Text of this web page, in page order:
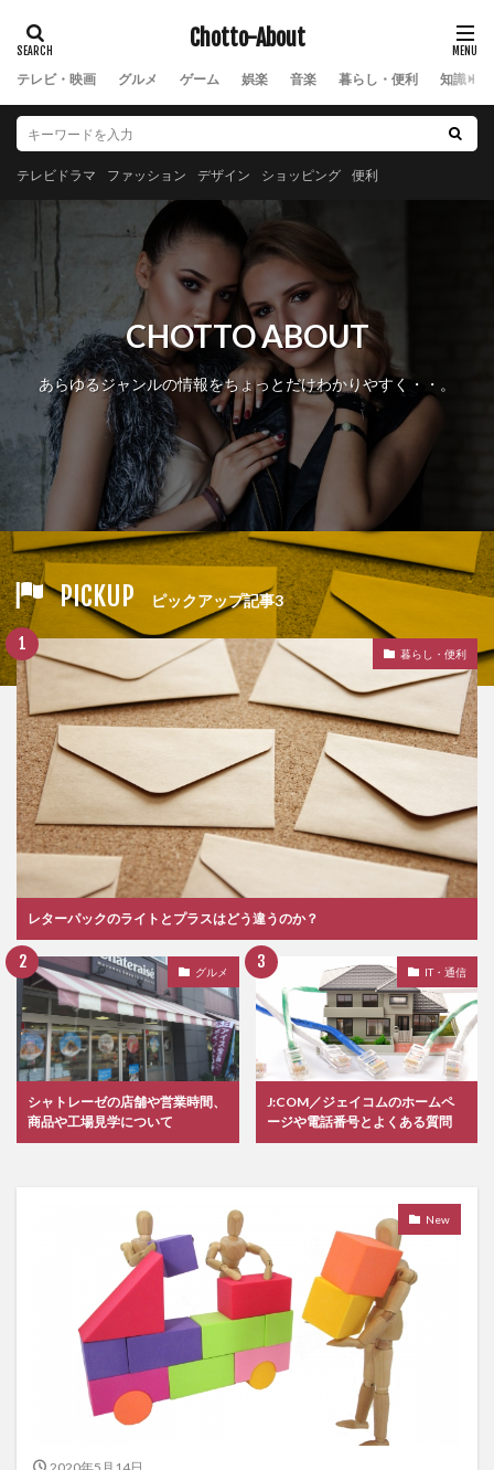
Chotto-About
テレビ・映画 グルメ ゲーム 娯楽 音楽 暮らし・便利 知識・
テレビドラマ ファッション デザイン ショッピング 便利
CHOTTO ABOUT
あらゆるジャンルの情報をちょっとだけわかりやすく・・。
PICKUP ピックアップ記事3
暮らし・便利
レターパックのライトとプラスはどう違うのか？
グルメ
シャトレーゼの店舗や営業時間、
商品や工場見学について
IT・通信
J:COM／ジェイコムのホームペ
ージや電話番号とよくある質問
New
2020年5月14日